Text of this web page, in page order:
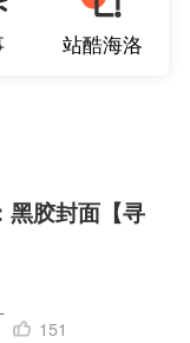
站酷海洛
黑胶封面【寻
151